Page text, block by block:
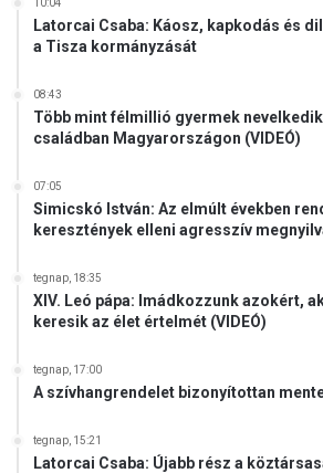
10:04
Latorcai Csaba: Káosz, kapkodás és
a Tisza kormányzását
08:43
Több mint félmillió gyermek
családban Magyarországon (VIDEÓ)
07:05
Simicskó István: Az elmúlt években
keresztények elleni agresszív
tegnap, 18:35
XIV. Leó pápa: Imádkozzunk azokért,
keresik az élet értelmét (VIDEÓ)
tegnap, 17:00
A szívhangrendelet bizonyítottan
tegnap, 15:21
Latorcai Csaba: Újabb rész a